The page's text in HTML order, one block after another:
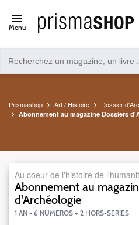
Open/close
navigation
Menu
Prismashop Art / Histoire Dossier
Abonnement au magazine Dossiers
Au coeur de l'histoire de
Abonnement au
d'Archéologie
1 AN - 6 NUMEROS + 2 HORS-SERIES